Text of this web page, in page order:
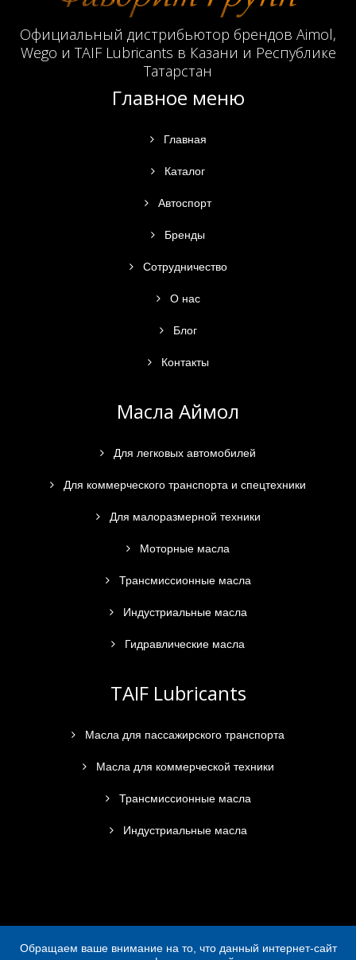
Официальный дистрибьютор брендов Aimol,
Wego и TAIF Lubricants в Казани и Республике
Татарстан
Главное меню
Главная
Каталог
Автоспорт
Бренды
Сотрудничество
О нас
Блог
Контакты
Масла Аймол
Для легковых автомобилей
Для коммерческого транспорта и спецтехники
Для малоразмерной техники
Моторные масла
Трансмиссионные масла
Индустриальные масла
Гидравлические масла
TAIF Lubricants
Масла для пассажирского транспорта
Масла для коммерческой техники
Трансмиссионные масла
Индустриальные масла
Обращаем ваше внимание на то, что данный интернет-сайт